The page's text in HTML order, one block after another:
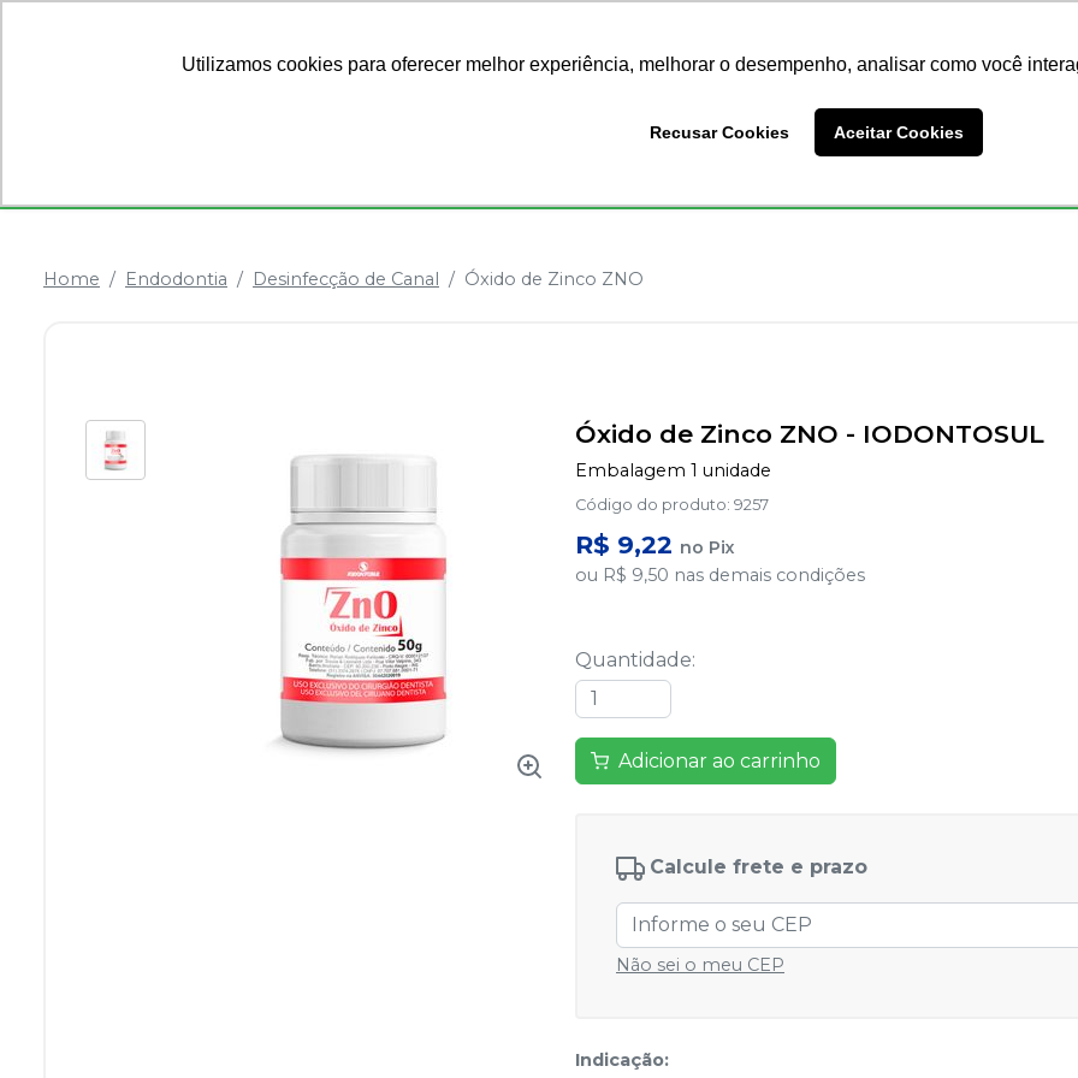
Utilizamos cookies para oferecer melhor experiência, melhorar o desempenho, analisar como você
Recusar Cookies Aceitar Cookies
Home Endodontia Desinfecção de Canal Óxido de Zinco ZNO
Óxido de Zinco ZNO - IODONTOSUL
Embalagem 1 unidade
Código do produto: 9257
R$ 9,22 no Pix
ou R$ 9,50 nas demais condições
Quantidade:
Adicionar ao carrinho
Calcule frete e prazo
Não sei o meu CEP
Indicação: